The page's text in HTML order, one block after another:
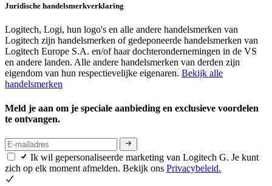
Juridische handelsmerkverklaring
Logitech, Logi, hun logo's en alle andere handelsmerken van
Logitech zijn handelsmerken of gedeponeerde handelsmerken van
Logitech Europe S.A. en/of haar dochterondernemingen in de VS
en andere landen. Alle andere handelsmerken van derden zijn
eigendom van hun respectievelijke eigenaren. Bekijk alle
handelsmerken
Meld je aan om je speciale aanbieding en exclusieve voordelen
te ontvangen.
Ik wil gepersonaliseerde marketing van Logitech G. Je kunt
zich op elk moment afmelden. Bekijk ons Privacybeleid.